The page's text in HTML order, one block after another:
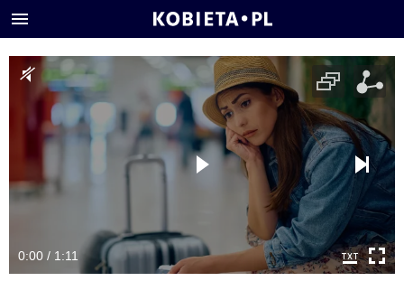
0:00 / 1:11